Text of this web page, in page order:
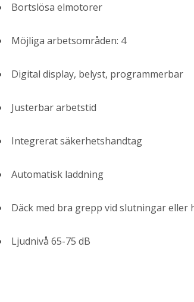
Bortslösa elmotorer
Möjliga arbetsområden: 4
Digital display, belyst, programmerbar
Justerbar arbetstid
Integrerat säkerhetshandtag
Automatisk laddning
Däck med bra grepp vid slutningar eller
Ljudnivå 65-75 dB